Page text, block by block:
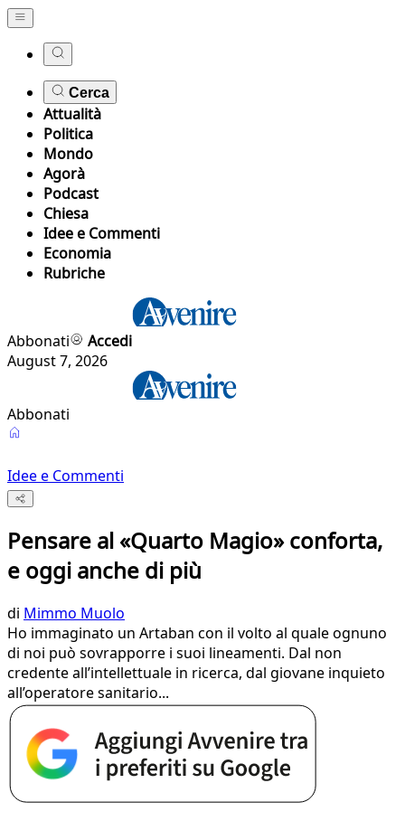
Cerca
Attualità
Politica
Mondo
Agorà
Podcast
Chiesa
Idee e Commenti
Economia
Rubriche
Abbonati
Accedi
August 7, 2026
Abbonati
Idee e Commenti
Pensare al «Quarto Magio» conforta,
e oggi anche di più
di Mimmo Muolo
Ho immaginato un Artaban con il volto al quale ognuno
di noi può sovrapporre i suoi lineamenti. Dal non
credente all’intellettuale in ricerca, dal giovane inquieto
all’operatore sanitario...